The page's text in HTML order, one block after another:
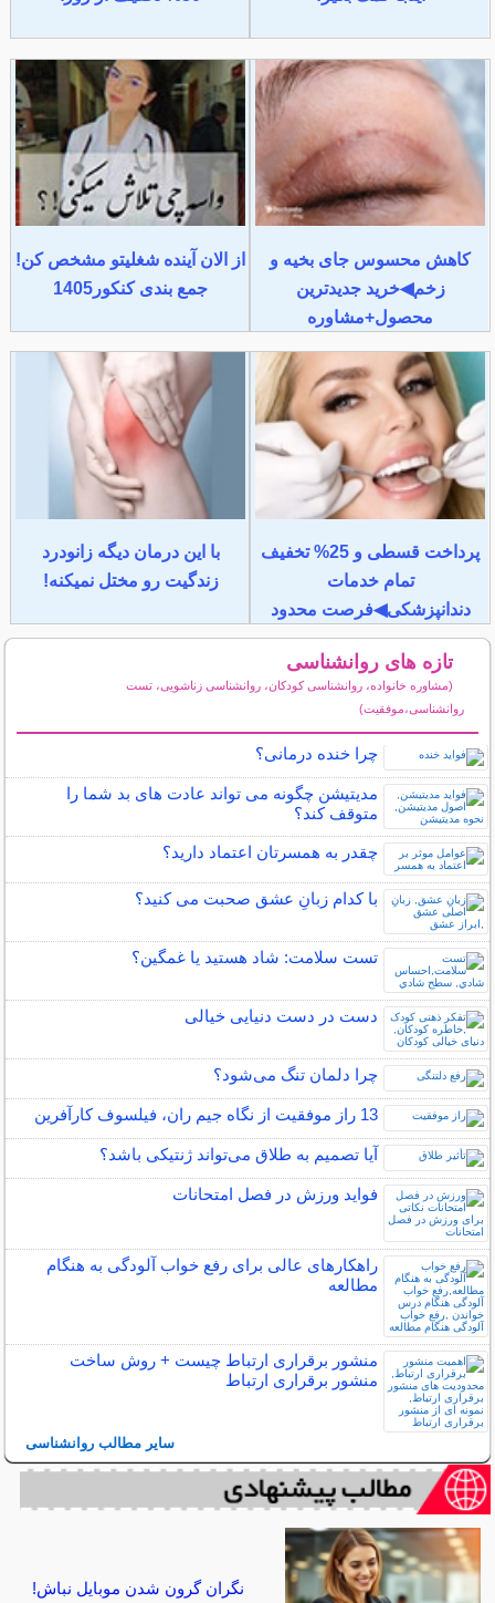
کاهش محسوس جای بخیه و
زخم◀خرید جدیدترین
محصول+مشاوره
از الان آینده شغلیتو مشخص کن!
جمع بندی کنکور1405
پرداخت قسطی و 25% تخفیف
تمام خدمات
دندانپزشکی◀فرصت محدود
با این درمان دیگه زانودرد
زندگیت رو مختل نمیکنه!
تازه های روانشناسی
(مشاوره خانواده، روانشناسی کودکان، روانشناسی زناشویی، تست
روانشناسی،موفقیت)
چرا خنده درمانی؟
مدیتیشن چگونه می تواند عادت های بد شما را
متوقف کند؟
چقدر به همسرتان اعتماد دارید؟
با کدام زبانِ عشق صحبت می کنید؟
تست سلامت: شاد هستيد يا غمگين؟
دست در دست دنیایی خیالی
چرا دلمان تنگ می‌شود؟
13 راز موفقیت از نگاه جیم ران، فیلسوف کارآفرین
آیا تصمیم به طلاق می‌تواند ژنتیکی باشد؟
فواید ورزش در فصل امتحانات
راهکارهای عالی برای رفع خواب آلودگی به هنگام
مطالعه
منشور برقراری ارتباط چیست + روش ساخت
منشور برقراری ارتباط
سایر مطالب روانشناسی
نگران گرون شدن موبایل نباش!